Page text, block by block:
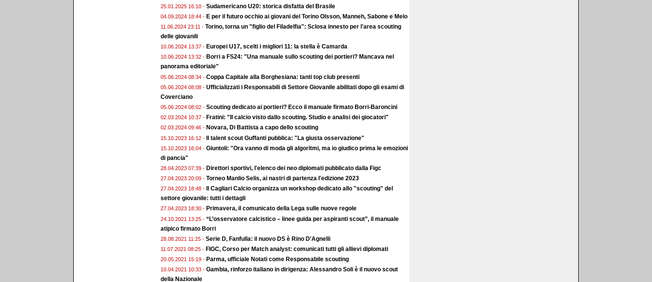
25.01.2025 16:10 - Sudamericano U20: storica disfatta del Brasile
04.09.2024 18:44 - E per il futuro occhio ai giovani del Torino Olsson, Manneh, Sabone e Melo
11.06.2024 23:11 - Torino, torna un "figlio del Filadelfia": Sclosa innesto per l'area scouting
delle giovanili
10.06.2024 13:37 - Europei U17, scelti i migliori 11: la stella è Camarda
10.06.2024 13:32 - Borri a FS24: "Una manuale sullo scouting dei portieri? Mancava nel
panorama editoriale"
05.06.2024 08:34 - Coppa Capitale alla Borghesiana: tanti top club presenti
05.06.2024 08:08 - Ufficializzati i Responsabili di Settore Giovanile abilitati dopo gli esami di
Coverciano
05.06.2024 08:02 - Scouting dedicato ai portieri? Ecco il manuale firmato Borri-Baroncini
02.03.2024 10:37 - Fratini: "Il calcio visto dallo scouting. Studio e analisi dei giocatori"
02.03.2024 09:46 - Novara, Di Battista a capo dello scouting
15.10.2023 16:12 - Il talent scout Guffanti pubblica: "La giusta osservazione"
15.10.2023 16:04 - Giuntoli: "Ora vanno di moda gli algoritmi, ma io giudico prima le emozioni
di pancia"
28.04.2023 07:39 - Direttori sportivi, l'elenco dei neo diplomati pubblicato dalla Figc
27.04.2023 20:09 - Torneo Manlio Selis, ai nastri di partenza l'edizione 2023
27.04.2023 18:48 -
Il Cagliari Calcio organizza un workshop dedicato allo "scouting" del
settore giovanile: tutti i dettagli
27.04.2023 18:30 - Primavera, il comunicato della Lega sulle nuove regole
24.10.2021 13:25 - “L’osservatore calcistico – linee guida per aspiranti scout”, il manuale
atipico firmato Borri
28.08.2021 11:25 - Serie D, Fanfulla: il nuovo DS è Rino D'Agnelli
11.07.2021 08:25 - FIGC, Corso per Match analyst: comunicati tutti gli allievi diplomati
20.05.2021 15:19 - Parma, ufficiale Notati come Responsabile scouting
10.04.2021 10:33 - Gambia, rinforzo italiano in dirigenza: Alessandro Soli è il nuovo scout
della Nazionale